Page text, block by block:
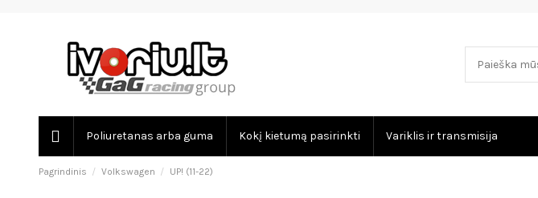
Poliuretanas arba guma Kokį kietumą pasirinkti Variklis ir transmisija
Pagrindinis Volkswagen UP! (11-22)